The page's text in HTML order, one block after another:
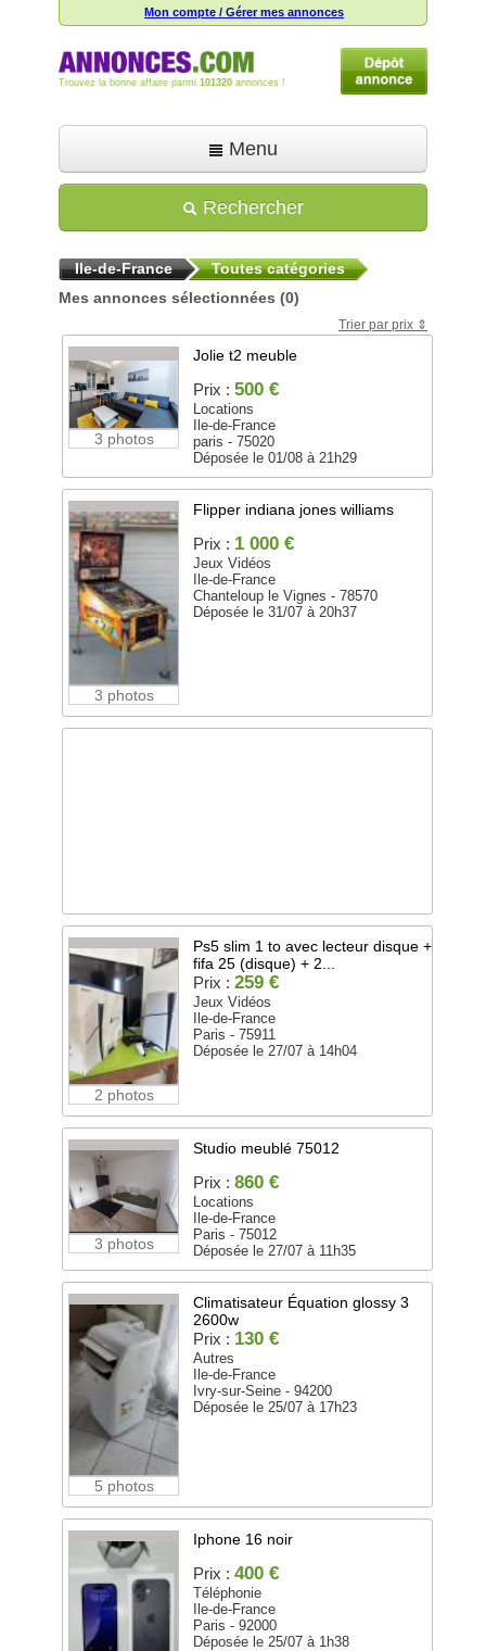
Mon compte / Gérer mes annonces
Trouvez la bonne affaire parmi 101320 annonces !
Menu
Déposer une annonce
Toutes les annonces
Aide
Rechercher
Ile-de-France
Toutes catégories
Mes annonces sélectionnées (0)
Trier par prix
3 photos
Jolie t2 meuble
Prix : 500 €
Locations
Ile-de-France
paris - 75020
Déposée le 01/08 à 21h29
3 photos
Flipper indiana jones williams
Prix : 1 000 €
Jeux Vidéos
Ile-de-France
Chanteloup le Vignes - 78570
Déposée le 31/07 à 20h37
2 photos
Ps5 slim 1 to avec lecteur disque +
fifa 25 (disque) + 2...
Prix : 259 €
Jeux Vidéos
Ile-de-France
Paris - 75911
Déposée le 27/07 à 14h04
3 photos
Studio meublé 75012
Prix : 860 €
Locations
Ile-de-France
Paris - 75012
Déposée le 27/07 à 11h35
5 photos
Climatisateur Équation glossy 3
2600w
Prix : 130 €
Autres
Ile-de-France
Ivry-sur-Seine - 94200
Déposée le 25/07 à 17h23
Iphone 16 noir
Prix : 400 €
Téléphonie
Ile-de-France
Paris - 92000
Déposée le 25/07 à 1h38